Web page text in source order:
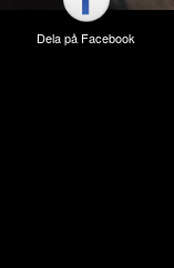
Dela på Facebook